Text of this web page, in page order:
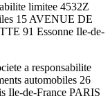
limitee 4532Z
15 AVENUE DE
91 Essonne Ile-de-
a responsabilite
automobiles 26
Ile-de-France PARIS